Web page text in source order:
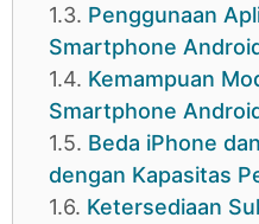
1.3. Penggunaan
Smartphone
1.4. Kemampuan
Smartphone
1.5. Beda iPhone
dengan Kapasitas
1.6. Ketersediaan